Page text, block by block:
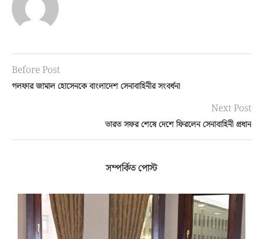
Before Post
গলফার জামাল হোসেনকে বাংলাদেশ সেনাবাহিনীর সংবর্ধনা
Next Post
ভারত সফর শেষে দেশে ফিরলেন সেনাবাহিনী প্রধান
সম্পর্কিত পোস্ট